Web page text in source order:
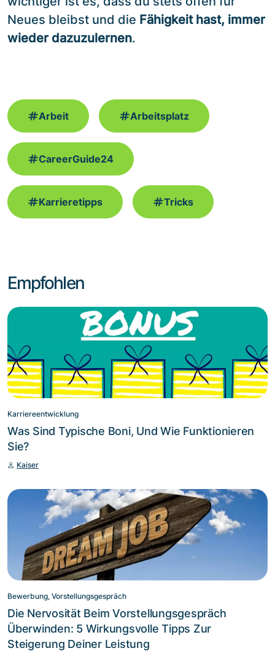
Neues bleibst und die Fähigkeit hast, immer
wieder dazuzulernen.
Arbeit Arbeitsplatz
CareerGuide24
Karrieretipps Tricks
Empfohlen
Karriereentwicklung
Was Sind Typische Boni, Und Wie Funktionieren
Sie?
Kaiser
Bewerbung, Vorstellungsgespräch
Die Nervosität Beim Vorstellungsgespräch
Überwinden: 5 Wirkungsvolle Tipps Zur
Steigerung Deiner Leistung